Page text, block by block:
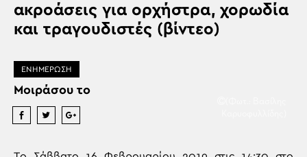
ακροάσεις για ορχήστρα, χορωδία
και τραγουδιστές (βίντεο)
ΕΝΗΜΕΡΩΣΗ
Μοιράσου το